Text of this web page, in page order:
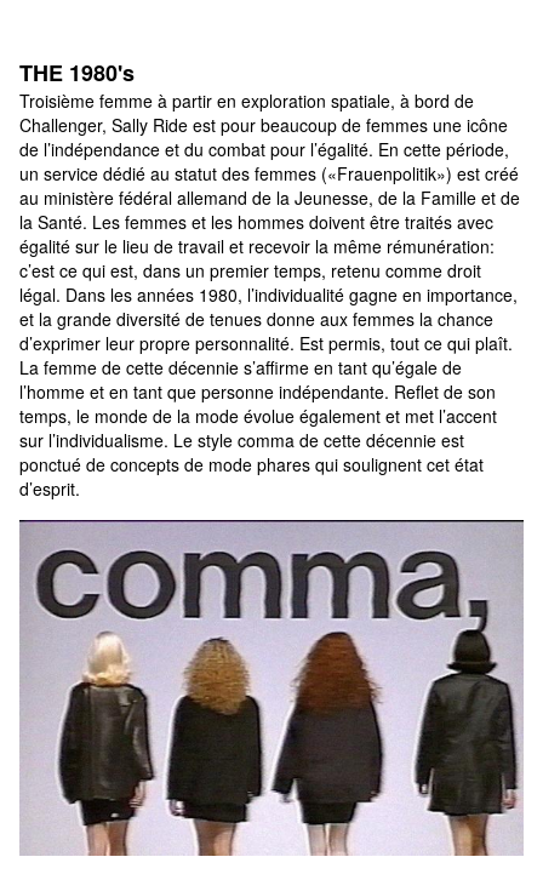
THE 1980's
Troisième femme à partir en exploration spatiale, à bord de
Challenger, Sally Ride est pour beaucoup de femmes une icône
de l’indépendance et du combat pour l’égalité. En cette période,
un service dédié au statut des femmes («Frauenpolitik») est créé
au ministère fédéral allemand de la Jeunesse, de la Famille et de
la Santé. Les femmes et les hommes doivent être traités avec
égalité sur le lieu de travail et recevoir la même rémunération:
c’est ce qui est, dans un premier temps, retenu comme droit
légal. Dans les années 1980, l’individualité gagne en importance,
et la grande diversité de tenues donne aux femmes la chance
d’exprimer leur propre personnalité. Est permis, tout ce qui plaît.
La femme de cette décennie s’affirme en tant qu’égale de
l’homme et en tant que personne indépendante. Reflet de son
temps, le monde de la mode évolue également et met l’accent
sur l’individualisme. Le style comma de cette décennie est
ponctué de concepts de mode phares qui soulignent cet état
d’esprit.